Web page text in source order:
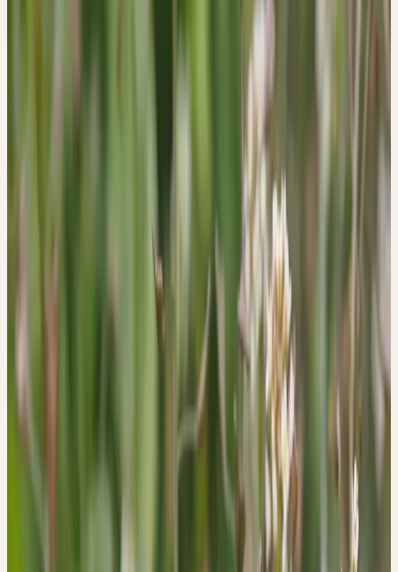
DEMETER-ANBAU UND
WILDSAMMLUNG
Ceres verwendet Hirtentäschel aus Demeter-Anbau oder aus
Wildsammlung an unkontaminierten Standorten in der Schweiz.
Geerntet wird die blühende Pflanze im Frühjahr.
TRADITIONELLE VERWENDUNG
Bereits Paracelsus kannte das Hirtentäschel und stufte es als
«Constrictivum» ein. Dieser Begriff ist lateinischen Ursprungs und
bedeutet frei übersetzt, dass es sich um ein «zusammenziehendes
Mittel» handelt. Die blutstillende Wirkung von Capsella bursa-
pastoris (L.) Medik. ist folglich schon seit Jahrhunderten bekannt
und wird in der einschlägigen, naturheilkundlichen Fachliteratur